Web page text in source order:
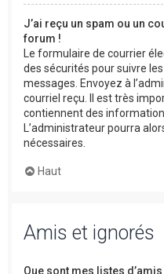
J’ai reçu un spam ou un
forum !
Le formulaire de courrier
des sécurités pour suivre
messages. Envoyez à
courriel reçu. Il est très
contiennent des
L’administrateur pourra
nécessaires.
Haut
Amis et ignorés
Que sont mes listes